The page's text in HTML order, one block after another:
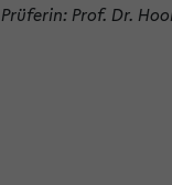
Prüferin: Prof. Dr.